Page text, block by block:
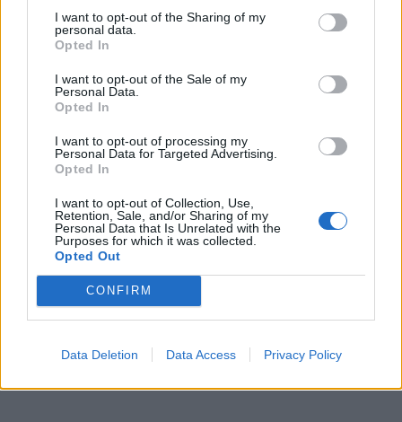
I want to opt-out of the Sharing of my
personal data.
Opted In
I want to opt-out of the Sale of my
Personal Data.
Opted In
I want to opt-out of processing my
Personal Data for Targeted Advertising.
Opted In
I want to opt-out of Collection, Use,
Retention, Sale, and/or Sharing of my
Personal Data that Is Unrelated with the
Purposes for which it was collected.
Opted Out
CONFIRM
Data Deletion Data Access Privacy Policy
ΘΕΣΣΑΛΟΝΙΚΗ
Καιρός: Αρχικά αίθριος με λίγες νεφώσεις που
βαθμιαία θα αυξηθούν και από το απόγευμα θα
εκδηλωθούν τοπικές βροχές ή όμβροι και πιθανώς
στα γύρω ορεινά μεμονωμένες καταιγίδες. Τα
σταματήσουν.
Ανεμοι: Βόρειοι βορειοδυτικοί 3 με 4 μποφόρ.
Θερμοκρασία: Από 13 έως 25 βαθμούς Κελσίου.